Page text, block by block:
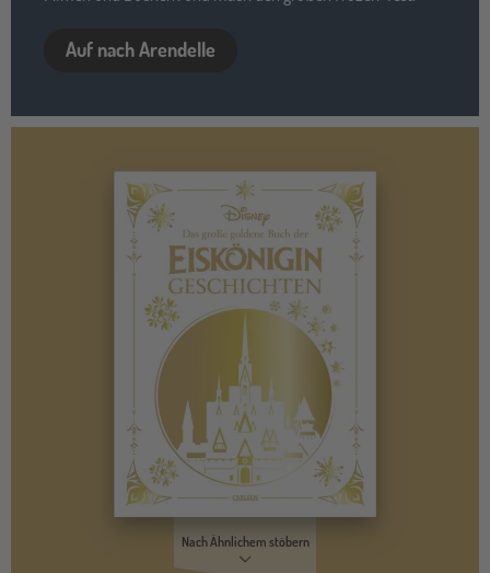
Auf nach Arendelle
Nach Ähnlichem stöbern